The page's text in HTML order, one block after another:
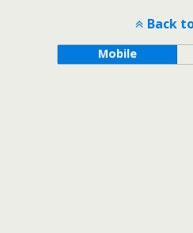
Back
Mobile